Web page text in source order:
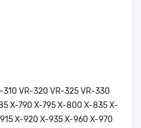
310 VR-320 VR-325 VR-330
X-790 X-795 X-800 X-835 X-
X-920 X-935 X-960 X-970